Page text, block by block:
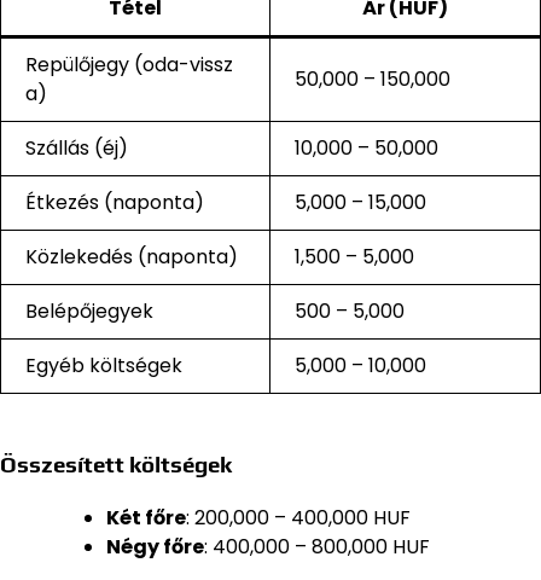
Tétel Ár (HUF)
Repülőjegy (oda-vissz
a)
50,000 – 150,000
Szállás (éj)
10,000 – 50,000
Étkezés (naponta)
5,000 – 15,000
Közlekedés (naponta)
1,500 – 5,000
Belépőjegyek
500 – 5,000
Egyéb költségek
5,000 – 10,000
Összesített költségek
Két főre: 200,000 – 400,000 HUF
Négy főre: 400,000 – 800,000 HUF